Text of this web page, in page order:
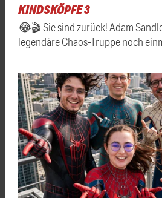
KINDSKÖPFE 3
😂🎬 Sie sind zurück! Adam
legendäre Chaos-Truppe noch